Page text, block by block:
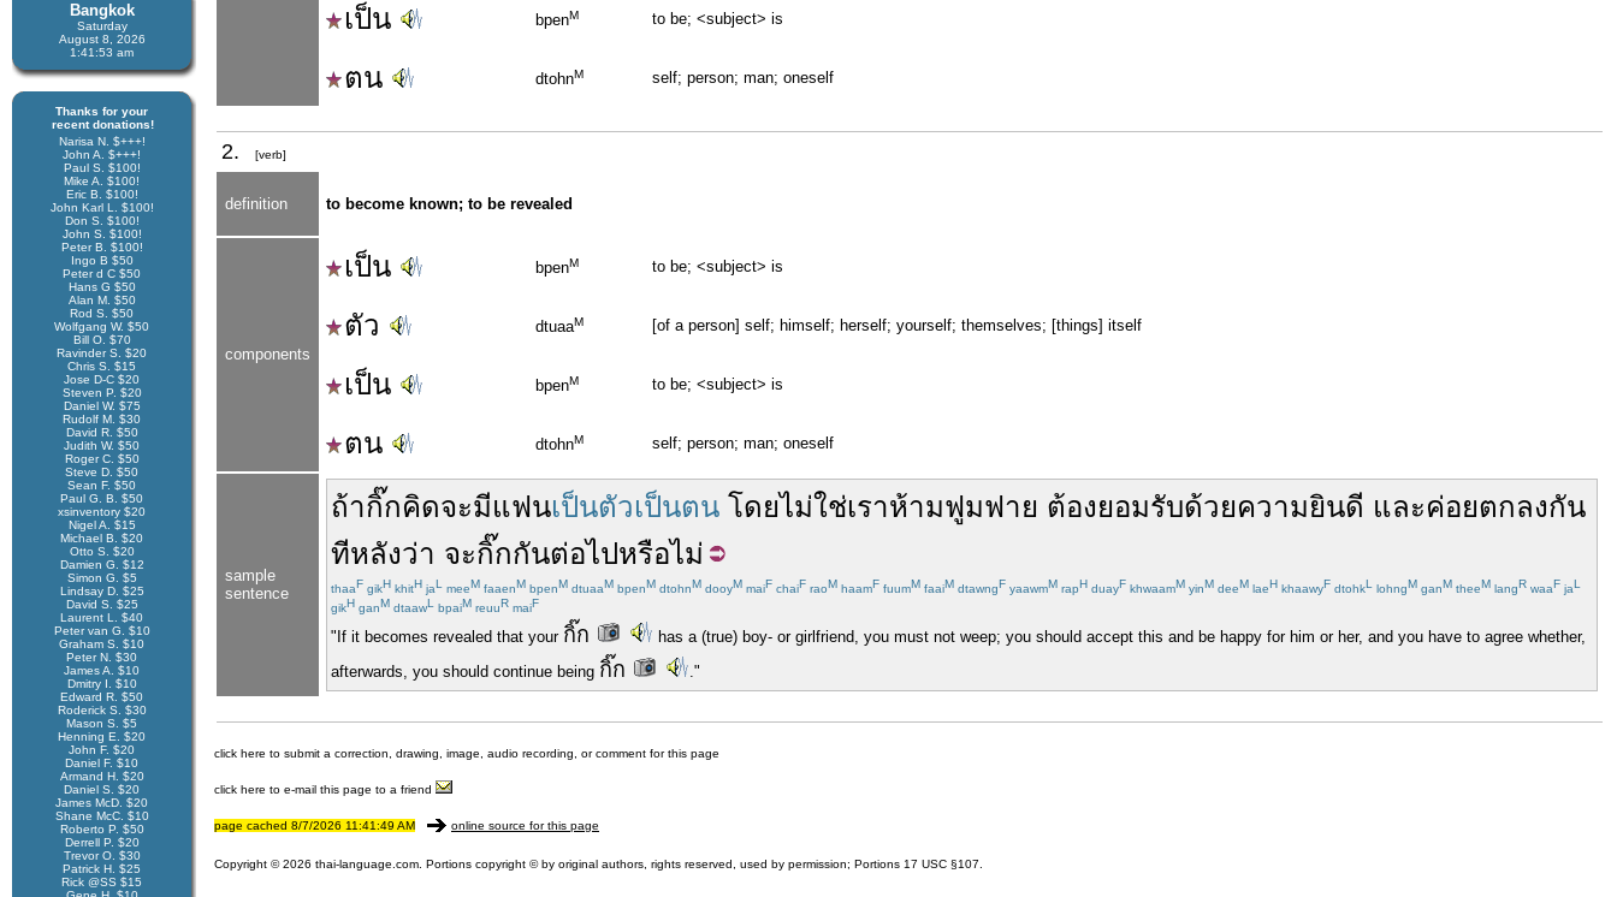
Bangkok
Saturday
August 8, 2026
1:41:53 am
Thanks for your
recent donations!
Narisa N. $+++!
John A. $+++!
Paul S. $100!
Mike A. $100!
Eric B. $100!
John Karl L. $100!
Don S. $100!
John S. $100!
Peter B. $100!
Ingo B $50
Peter d C $50
Hans G $50
Alan M. $50
Rod S. $50
Wolfgang W. $50
Bill O. $70
Ravinder S. $20
Chris S. $15
Jose D-C $20
Steven P. $20
Daniel W. $75
Rudolf M. $30
David R. $50
Judith W. $50
Roger C. $50
Steve D. $50
Sean F. $50
Paul G. B. $50
xsinventory $20
Nigel A. $15
Michael B. $20
Otto S. $20
Damien G. $12
Simon G. $5
Lindsay D. $25
David S. $25
Laurent L. $40
Peter van G. $10
Graham S. $10
Peter N. $30
James A. $10
Dmitry I. $10
Edward R. $50
Roderick S. $30
Mason S. $5
Henning E. $20
John F. $20
Daniel F. $10
Armand H. $20
Daniel S. $20
James McD. $20
Shane McC. $10
Roberto P. $50
Derrell P. $20
Trevor O. $30
Patrick H. $25
Rick @SS $15
เป็น bpenM to be; <subject> is
ตน dtohnM self; person; man; oneself
2. [verb]
definition to become known; to be revealed
components
เป็น bpenM to be; <subject> is
ตัว dtuaaM [of a person] self; himself; herself; yourself; themselves; [things] itself
เป็น bpenM to be; <subject> is
ตน dtohnM self; person; man; oneself
sample
sentence
ถ้ากิ๊กคิดจะมีแฟนเป็นตัวเป็นตน โดยไม่ใช่เราห้ามฟูมฟาย ต้องยอมรับด้วยความยินดี และค่อยตกลงกัน
ทีหลังว่า จะกิ๊กกันต่อไปหรือไม่
thaaF gikH khitH jaL meeM faaenM bpenM dtuaaM bpenM dtohnM dooyM maiF chaiF raoM haamF fuumM faaiM dtawngF yaawmM rapH duayF khwaamM yinM deeM laeH khaawyF dtohkL lohngM ganM theeM langR waaF jaL
gikH ganM dtaawL bpaiM reuuR maiF
"If it becomes revealed that your กิ๊ก
has a (true) boy- or girlfriend, you must not weep; you should accept this and be happy for him or her, and you have to agree whether,
afterwards, you should continue being กิ๊ก ."
click here to submit a correction, drawing, image, audio recording, or comment for this page
click here to e-mail this page to a friend
page cached 8/7/2026 11:41:49 AM online source for this page
Copyright © 2026 thai-language.com. Portions copyright © by original authors, rights reserved, used by permission; Portions 17 USC §107